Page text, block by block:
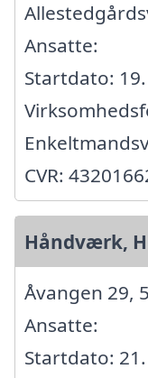
Ansatte:
Startdato:
CVR:
Håndværk,
Åvangen 29,
Ansatte:
Startdato: